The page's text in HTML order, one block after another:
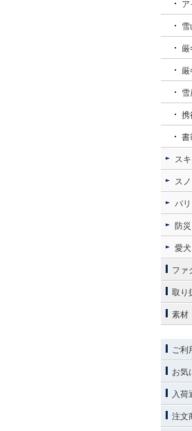
携
書
ス
ス
バ
防災
愛
ファ
取り
素材
ご
お気
入荷
注文